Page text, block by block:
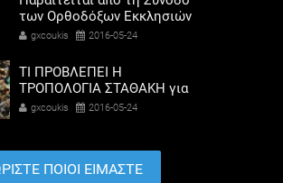
των Ορθοδόξων Εκκλησιών
ο Μητροπολίτης Πειραιώς
gxcoukis 2016-05-24
ΤΙ ΠΡΟΒΛΕΠΕΙ Η
ΤΡΟΠΟΛΟΓΙΑ ΣΤΑΘΑΚΗ για
εξυπηρετούμενα και μη
gxcoukis 2016-05-24
ΠΟΙΟΙ ΕΙΜΑΣΤΕ